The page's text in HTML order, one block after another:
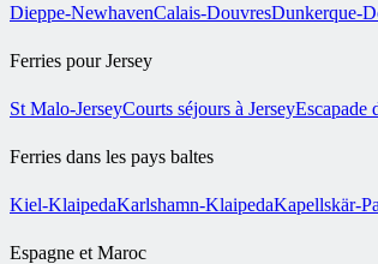
Dieppe-NewhavenCalais-DouvresDunkerque-
Ferries pour Jersey
St Malo-JerseyCourts séjours à JerseyEscapade
Ferries dans les pays baltes
Kiel-KlaipedaKarlshamn-KlaipedaKapellskär-
Espagne et Maroc